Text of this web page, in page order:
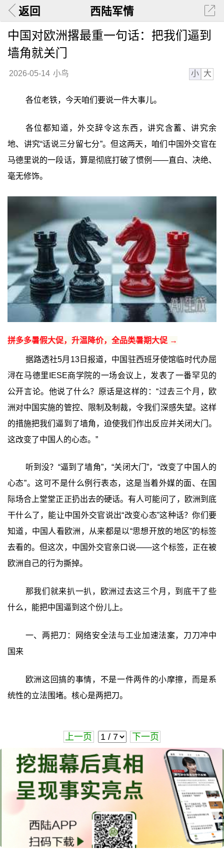
返回 西陆军情
中国对欧洲撂最重一句话：把我们逼到
墙角就关门
2026-05-14 小鸟 小 大
各位老铁，今天咱们要说一件大事儿。
各位都知道，外交辞令这东西，讲究含蓄、讲究余
地、讲究“话说三分留七分”。但这两天，咱们中国外交官在
马德里说的一段话，算是彻底打破了惯例——直白、决绝、
毫无修饰。
拼多多暑假大促，升温降价，全品类暑期大促 →
据路透社5月13日报道，中国驻西班牙使馆临时代办屈
浔在马德里IESE商学院的一场会议上，发表了一番罕见的
公开言论。他说了什么？原话是这样的：“过去三个月，欧
洲对中国实施的管控、限制及制裁，令我们深感失望。这样
的措施把我们逼到了墙角，迫使我们作出反应并关闭大门。
这改变了中国人的心态。”
听到没？“逼到了墙角”，“关闭大门”，“改变了中国人的
心态”。这可不是什么例行表态，这是当着外媒的面、在国
际场合上堂堂正正扔出去的硬话。有人可能问了，欧洲到底
干什么了，能让中国外交官说出“改变心态”这种话？你们要
知道，中国人看欧洲，从来都是以“思想开放的地区”的标签
去看的。但这次，中国外交官亲口说——这个标签，正在被
欧洲自己的行为撕掉。
那我们就来扒一扒，欧洲过去这三个月，到底干了些
什么，能把中国逼到这个份儿上。
一、两把刀：网络安全法与工业加速法案，刀刀冲中
国来
欧洲这回搞的事情，不是一件两件的小摩擦，而是系
统性的立法围堵。核心是两把刀。
上一页 下一页